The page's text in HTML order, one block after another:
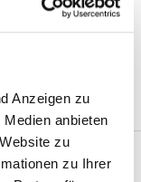
Anzeigen zu
anbieten
zu
zu Ihrer